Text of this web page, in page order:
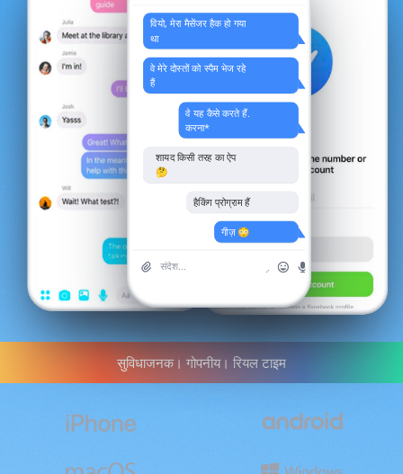
वियो, मेरा मैसेंजर हैक हो गया
था
वे मेरे दोस्तों को स्पैम भेज रहे
हैं
वे यह कैसे करते हैं.
करना*
शायद किसी तरह का ऐप
🤔
हैकिंग प्रोग्राम हैं
गीज़ 😳
सुविधाजनक। गोपनीय। रियल टाइम